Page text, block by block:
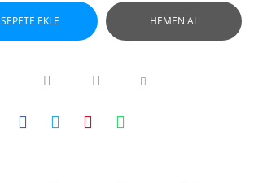
SEPETE EKLE HEMEN AL